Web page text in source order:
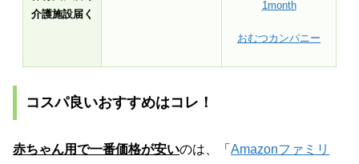
介護施設届く
1month
おむつカンパニー
コスパ良いおすすめはコレ！
赤ちゃん用で一番価格が安いのは、「 Amazonファミリ